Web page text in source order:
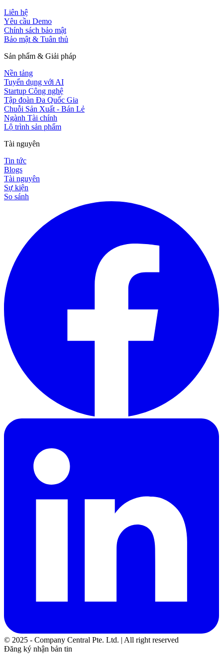
Liên hệ
Yêu cầu Demo
Chính sách bảo mật
Bảo mật & Tuân thủ
Sản phẩm & Giải pháp
Nền tảng
Tuyển dụng với AI
Startup Công nghệ
Tập đoàn Đa Quốc Gia
Chuỗi Sản Xuất - Bán Lẻ
Ngành Tài chính
Lộ trình sản phẩm
Tài nguyên
Tin tức
Blogs
Tài nguyên
Sự kiện
So sánh
© 2025 - Company Central Pte. Ltd. | All right reserved
Đăng ký nhận bản tin